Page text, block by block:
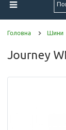
Головна Шини
Journey